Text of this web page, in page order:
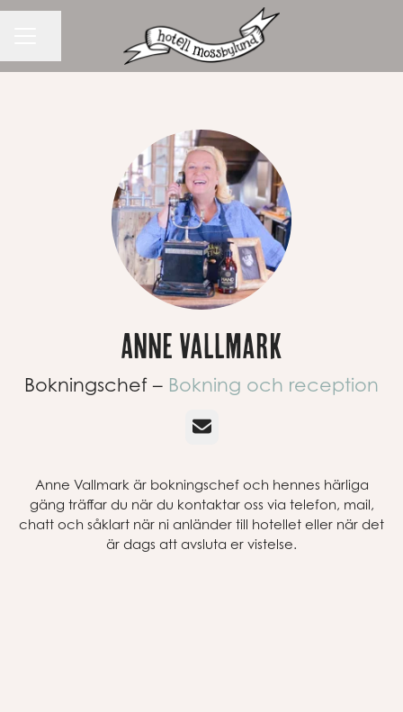
Anne Vallmark
Bokningschef – Bokning och reception
E-post
Anne Vallmark är bokningschef och hennes härliga
gäng träffar du när du kontaktar oss via telefon, mail,
chatt och såklart när ni anländer till hotellet eller när det
är dags att avsluta er vistelse.